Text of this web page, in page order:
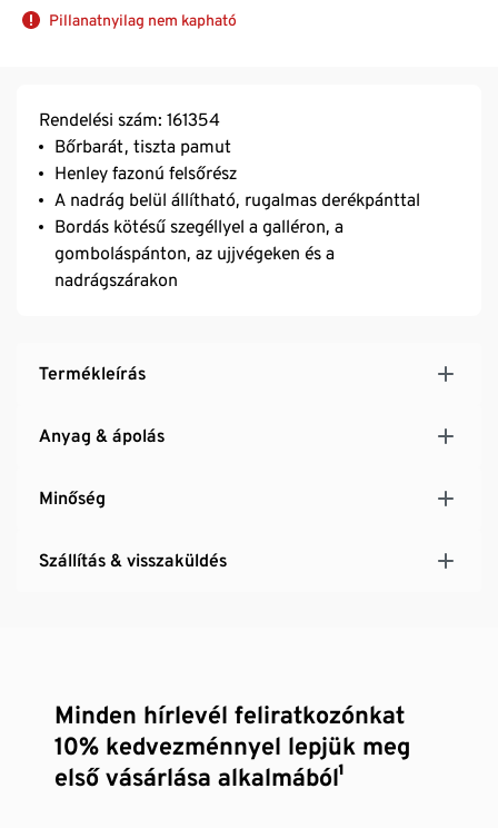
Pillanatnyilag nem kapható
Rendelési szám: 161354
Bőrbarát, tiszta pamut
Henley fazonú felsőrész
A nadrág belül állítható, rugalmas derékpánttal
Bordás kötésű szegéllyel a galléron, a
gomboláspánton, az ujjvégeken és a
nadrágszárakon
Termékleírás
Anyag & ápolás
Minőség
Szállítás & visszaküldés
Minden hírlevél feliratkozónkat
10% kedvezménnyel lepjük meg
első vásárlása alkalmából¹